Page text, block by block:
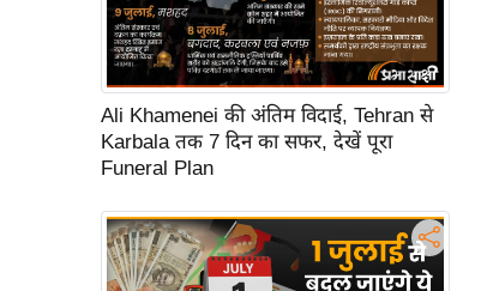
Ali Khamenei की अंतिम विदाई, Tehran से
Karbala तक 7 दिन का सफर, देखें पूरा
Funeral Plan